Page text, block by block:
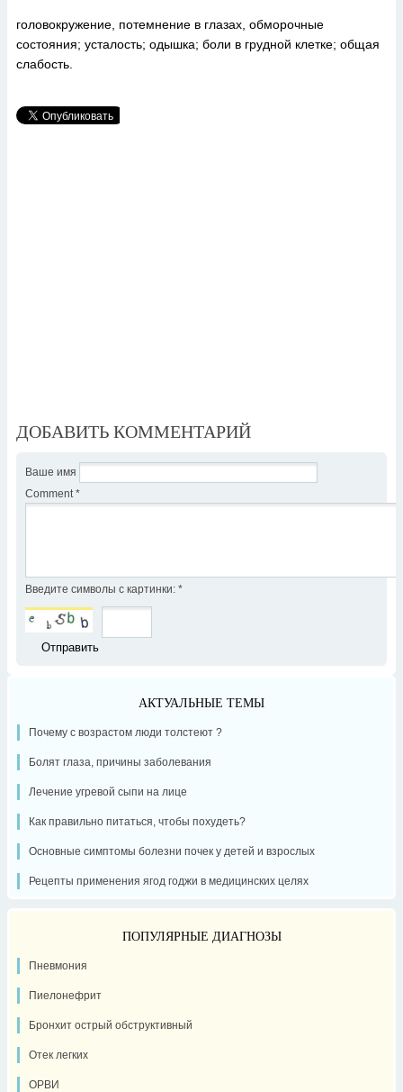
головокружение, потемнение в глазах, обморочные
состояния; усталость; одышка; боли в грудной клетке; общая
слабость.
ДОБАВИТЬ КОММЕНТАРИЙ
Ваше имя
Comment *
Введите символы с картинки: *
АКТУАЛЬНЫЕ ТЕМЫ
Почему с возрастом люди толстеют ?
Болят глаза, причины заболевания
Лечение угревой сыпи на лице
Как правильно питаться, чтобы похудеть?
Основные симптомы болезни почек у детей и взрослых
Рецепты применения ягод годжи в медицинских целях
ПОПУЛЯРНЫЕ ДИАГНОЗЫ
Пневмония
Пиелонефрит
Бронхит острый обструктивный
Отек легких
ОРВИ